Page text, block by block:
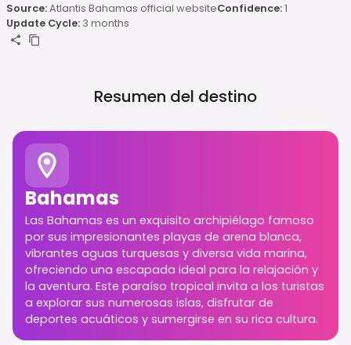
Source:Atlantis Bahamas official websiteConfidence:1
Update Cycle: 3 months
Resumen del destino
Bahamas
Las Bahamas es un exquisito archipiélago famoso
por sus impresionantes playas de arena blanca,
vibrantes aguas turquesas y diversa vida marina,
ofreciendo una escapada ideal para la relajación y
la aventura. Este paraíso tropical invita a los turistas
a explorar sus numerosas islas, disfrutar de
deportes acuáticos y sumergirse en su rica cultura.